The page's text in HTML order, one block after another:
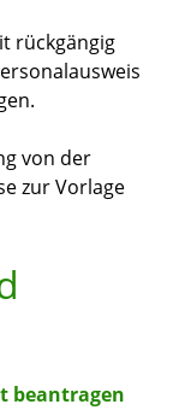
rückgängig
von der
zur Vorlage
beantragen